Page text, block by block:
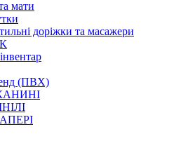
мати
доріжки та масажери
(ПВХ)